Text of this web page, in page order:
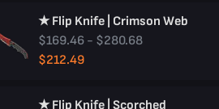
★ Flip Knife | Crimson Web
$169.46 - $280.68
$212.49
★ Flip Knife | Scorched